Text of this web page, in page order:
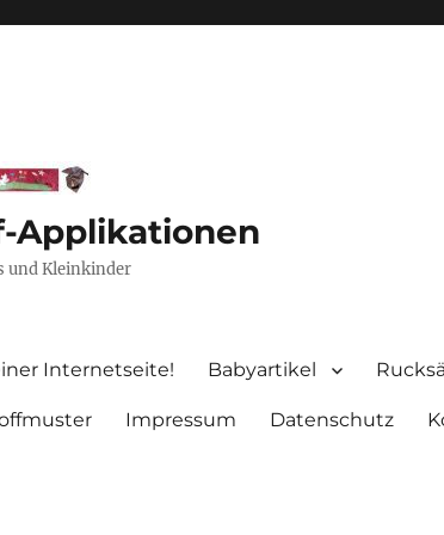
Applikationen
und Kleinkinder
Internetseite! Babyartikel
Impressum Datenschutz